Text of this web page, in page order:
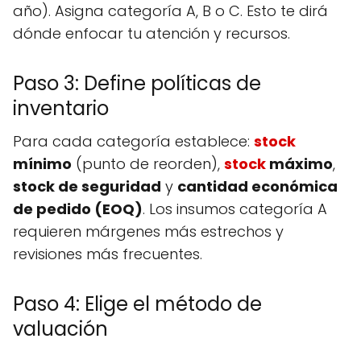
año). Asigna categoría A, B o C. Esto te dirá
dónde enfocar tu atención y recursos.
Paso 3: Define políticas de
inventario
Para cada categoría establece: stock
mínimo (punto de reorden), stock máximo,
stock de seguridad y cantidad económica
de pedido (EOQ). Los insumos categoría A
requieren márgenes más estrechos y
revisiones más frecuentes.
Paso 4: Elige el método de
valuación